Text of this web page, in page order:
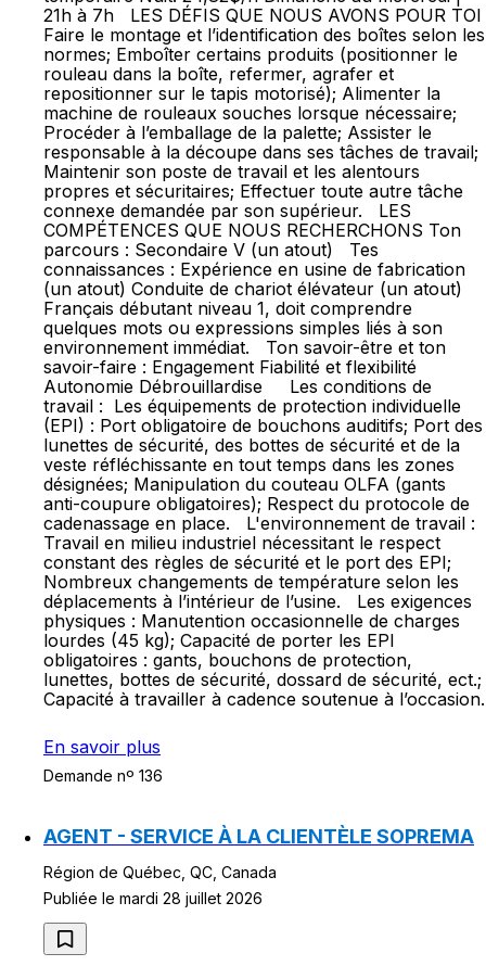
21h à 7h LES DÉFIS QUE NOUS AVONS POUR TOI
Faire le montage et l’identification des boîtes selon les
normes; Emboîter certains produits (positionner le
rouleau dans la boîte, refermer, agrafer et
repositionner sur le tapis motorisé); Alimenter la
machine de rouleaux souches lorsque nécessaire;
Procéder à l’emballage de la palette; Assister le
responsable à la découpe dans ses tâches de travail;
Maintenir son poste de travail et les alentours
propres et sécuritaires; Effectuer toute autre tâche
connexe demandée par son supérieur. LES
COMPÉTENCES QUE NOUS RECHERCHONS Ton
parcours : Secondaire V (un atout) Tes
connaissances : Expérience en usine de fabrication
(un atout) Conduite de chariot élévateur (un atout)
Français débutant niveau 1, doit comprendre
quelques mots ou expressions simples liés à son
environnement immédiat. Ton savoir-être et ton
savoir-faire : Engagement Fiabilité et flexibilité
Autonomie Débrouillardise Les conditions de
travail : Les équipements de protection individuelle
(EPI) : Port obligatoire de bouchons auditifs; Port des
lunettes de sécurité, des bottes de sécurité et de la
veste réfléchissante en tout temps dans les zones
désignées; Manipulation du couteau OLFA (gants
anti-coupure obligatoires); Respect du protocole de
cadenassage en place. L'environnement de travail :
Travail en milieu industriel nécessitant le respect
constant des règles de sécurité et le port des EPI;
Nombreux changements de température selon les
déplacements à l’intérieur de l’usine. Les exigences
physiques : Manutention occasionnelle de charges
lourdes (45 kg); Capacité de porter les EPI
obligatoires : gants, bouchons de protection,
lunettes, bottes de sécurité, dossard de sécurité, ect.;
Capacité à travailler à cadence soutenue à l’occasion.
En savoir plus
Demande nº 136
AGENT - SERVICE À LA CLIENTÈLE SOPREMA
Région de Québec, QC, Canada
Publiée le mardi 28 juillet 2026